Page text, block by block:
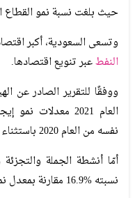
حيث بلغت نسبة نمو القطاع
وتسعى السعودية، أكبر
النفطعبر تنويع اقتصادها.
ووفقًا للتقرير الصادر عن
العام 2021 معدلات
نفسه من العام 2020 باستثناء أنشطة الزيت الخام والغاز الطبيعي.
أمّا أنشطة الجملة
نسبته %16.9 مقارنة بمعدل نمو في الربع الأول من العام بلغ %5.4.